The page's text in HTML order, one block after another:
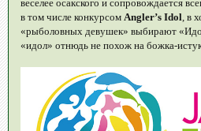
веселее осакского и сопровождается
в том числе конкурсом Angler’s Idol, в
«рыболовных девушек» выбирают
«идол» отнюдь не похож на божка-